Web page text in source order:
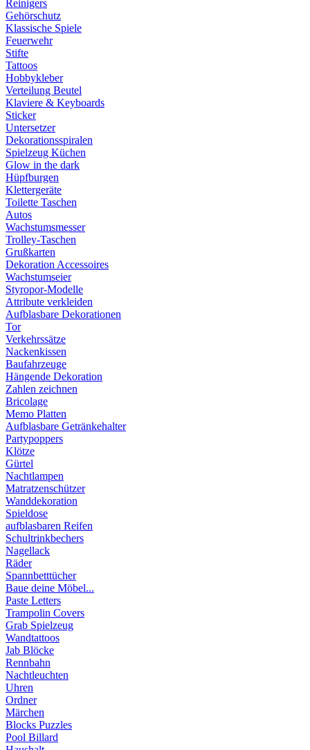
Reinigers
Gehörschutz
Klassische Spiele
Feuerwehr
Stifte
Tattoos
Hobbykleber
Verteilung Beutel
Klaviere & Keyboards
Sticker
Untersetzer
Dekorationsspiralen
Spielzeug Küchen
Glow in the dark
Hüpfburgen
Klettergeräte
Toilette Taschen
Autos
Wachstumsmesser
Trolley-Taschen
Grußkarten
Dekoration Accessoires
Wachstumseier
Styropor-Modelle
Attribute verkleiden
Aufblasbare Dekorationen
Tor
Verkehrssätze
Nackenkissen
Baufahrzeuge
Hängende Dekoration
Zahlen zeichnen
Bricolage
Memo Platten
Aufblasbare Getränkehalter
Partypoppers
Klötze
Gürtel
Nachtlampen
Matratzenschützer
Wanddekoration
Spieldose
aufblasbaren Reifen
Schultrinkbechers
Nagellack
Räder
Spannbetttücher
Baue deine Möbel...
Paste Letters
Trampolin Covers
Grab Spielzeug
Wandtattoos
Jab Blöcke
Rennbahn
Nachtleuchten
Uhren
Ordner
Märchen
Blocks Puzzles
Pool Billard